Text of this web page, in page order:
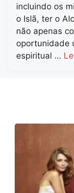
incluindo os
o Islã, ter o
não apenas
oportunidade
espiritual …